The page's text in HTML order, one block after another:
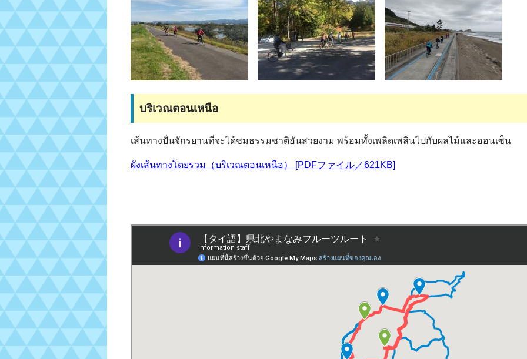
บริเวณตอนเหนือ
เส้นทางปั่นจักรยานที่จะได้ชมธรรมชาติอันสวยงาม พร้อมทั้งเพลิดเพลินไปกับผลไม้และออนเซ็น
ผังเส้นทางโดยรวม（บริเวณตอนเหนือ） [PDFファイル／621KB]